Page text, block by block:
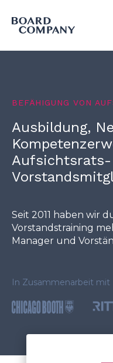
BEFÄHIGUNG VON
Ausbildung,
Aufsichtsrats-
Seit 2011 haben wir
Vorstandstraining
Manager und
In Zusammenarbeit mit